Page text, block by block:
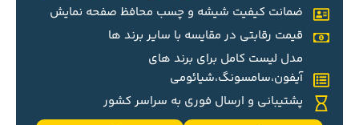
ضمانت کیفیت شیشه و چسب محافظ صفحه نمایش
قیمت رقابتی در مقایسه با سایر برند ها
مدل لیست کامل برای برند های
آیفون،سامسونگ،شیائومی
پشتیبانی و ارسال فوری به سراسر کشور